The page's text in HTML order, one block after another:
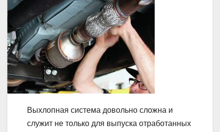
Выхлопная система довольно сложна и
служит не только для выпуска отработанных